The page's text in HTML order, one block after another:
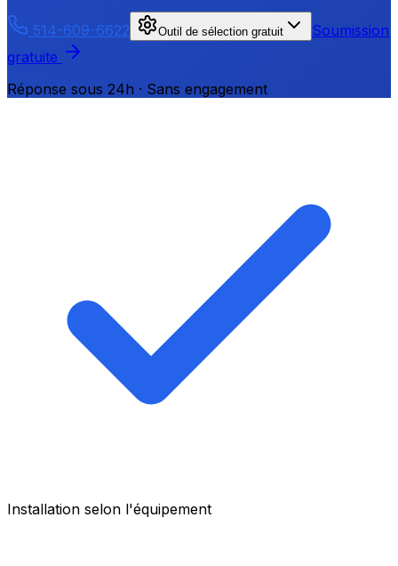
514-609-6622 Outil de sélection gratuit
Soumission
gratuite
Réponse sous 24h · Sans engagement
Installation selon l'équipement